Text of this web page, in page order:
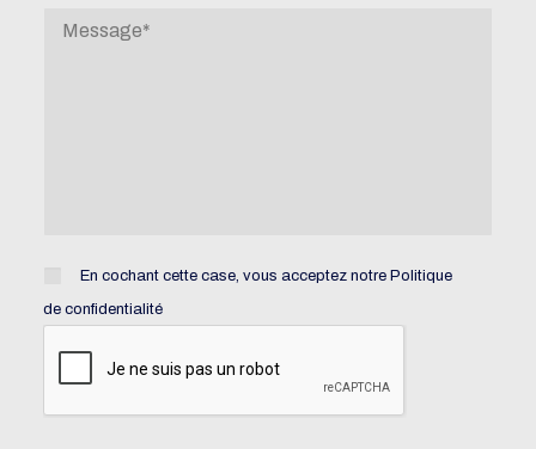
En cochant cette case, vous acceptez notre Politique
de confidentialité